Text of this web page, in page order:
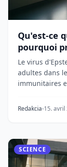
Qu'est-ce
pourquoi
Le virus
adultes dans
immunitaires
Redakcia 15. avril
SCIENCE